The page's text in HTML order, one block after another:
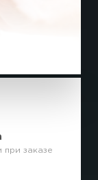
при заказе